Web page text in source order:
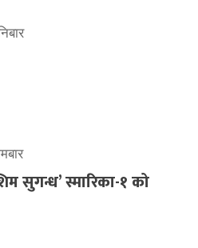
सुगन्ध’ स्मारिका-१ को